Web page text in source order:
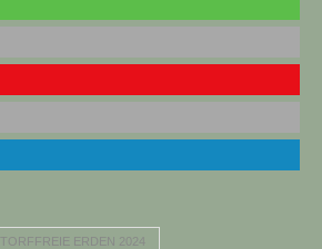
TORFFREIE ERDEN 2024